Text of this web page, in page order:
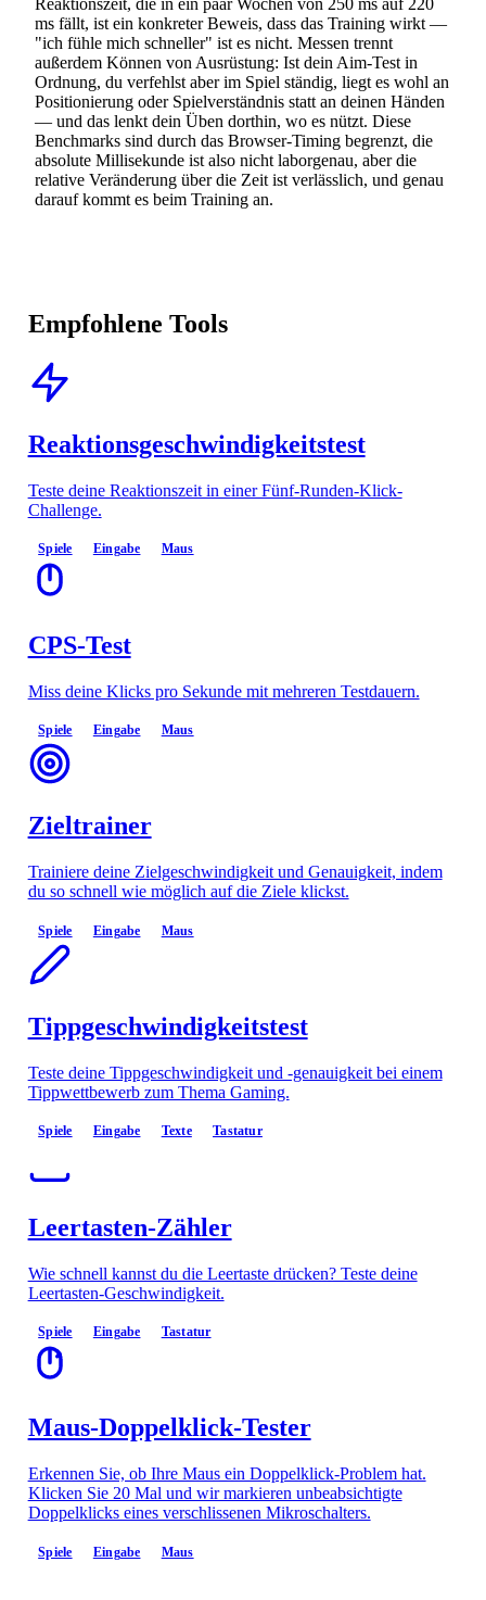
Reaktionszeit, die in ein paar Wochen von 250 ms auf 220
ms fällt, ist ein konkreter Beweis, dass das Training wirkt —
"ich fühle mich schneller" ist es nicht. Messen trennt
außerdem Können von Ausrüstung: Ist dein Aim-Test in
Ordnung, du verfehlst aber im Spiel ständig, liegt es wohl an
Positionierung oder Spielverständnis statt an deinen Händen
— und das lenkt dein Üben dorthin, wo es nützt. Diese
Benchmarks sind durch das Browser-Timing begrenzt, die
absolute Millisekunde ist also nicht laborgenau, aber die
relative Veränderung über die Zeit ist verlässlich, und genau
darauf kommt es beim Training an.
Empfohlene Tools
Reaktionsgeschwindigkeitstest
Teste deine Reaktionszeit in einer Fünf-Runden-Klick-
Challenge.
Spiele Eingabe Maus
CPS-Test
Miss deine Klicks pro Sekunde mit mehreren Testdauern.
Spiele Eingabe Maus
Zieltrainer
Trainiere deine Zielgeschwindigkeit und Genauigkeit, indem
du so schnell wie möglich auf die Ziele klickst.
Spiele Eingabe Maus
Tippgeschwindigkeitstest
Teste deine Tippgeschwindigkeit und -genauigkeit bei einem
Tippwettbewerb zum Thema Gaming.
Spiele Eingabe Texte Tastatur
Leertasten-Zähler
Wie schnell kannst du die Leertaste drücken? Teste deine
Leertasten-Geschwindigkeit.
Spiele Eingabe Tastatur
Maus-Doppelklick-Tester
Erkennen Sie, ob Ihre Maus ein Doppelklick-Problem hat.
Klicken Sie 20 Mal und wir markieren unbeabsichtigte
Doppelklicks eines verschlissenen Mikroschalters.
Spiele Eingabe Maus